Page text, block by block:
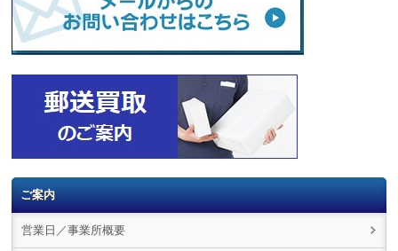
ご案内
営業日／事業所概要